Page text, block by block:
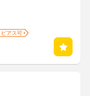
ピアス可